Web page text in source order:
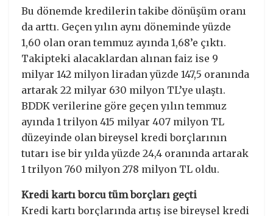
Bu dönemde kredilerin takibe dönüşüm oranı
da arttı. Geçen yılın aynı döneminde yüzde
1,60 olan oran temmuz ayında 1,68’e çıktı.
Takipteki alacaklardan alınan faiz ise 9
milyar 142 milyon liradan yüzde 147,5 oranında
artarak 22 milyar 630 milyon TL’ye ulaştı.
BDDK verilerine göre geçen yılın temmuz
ayında 1 trilyon 415 milyar 407 milyon TL
düzeyinde olan bireysel kredi borçlarının
tutarı ise bir yılda yüzde 24,4 oranında artarak
1 trilyon 760 milyon 278 milyon TL oldu.
Kredi kartı borcu tüm borçları geçti
Kredi kartı borçlarında artış ise bireysel kredi